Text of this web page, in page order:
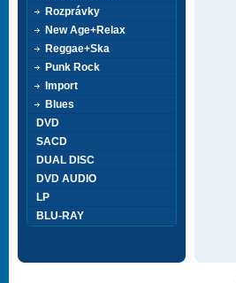
Rozprávky
New Age+Relax
Reggae+Ska
Punk Rock
Import
Blues
DVD
SACD
DUAL DISC
DVD AUDIO
LP
BLU-RAY